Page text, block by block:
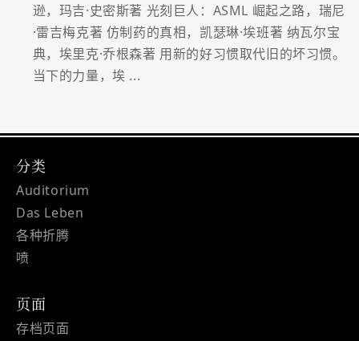
逊，玛吉·史密斯著 光刻巨人：ASML 崛起之路，瑞尼
·雷吉梅克著 仿制药的真相，凯瑟琳·埃班著 纳瓦尔宝
典，埃⾥克·乔根森著 用新的好习惯取代旧的坏习惯。
当下的⼒量，埃 ...
分类
Auditorium
Das Leben
各种折腾
喷
页面
存档页面